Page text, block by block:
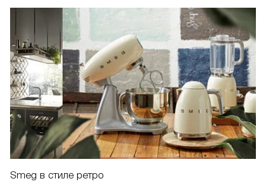
Smeg в стиле ретро